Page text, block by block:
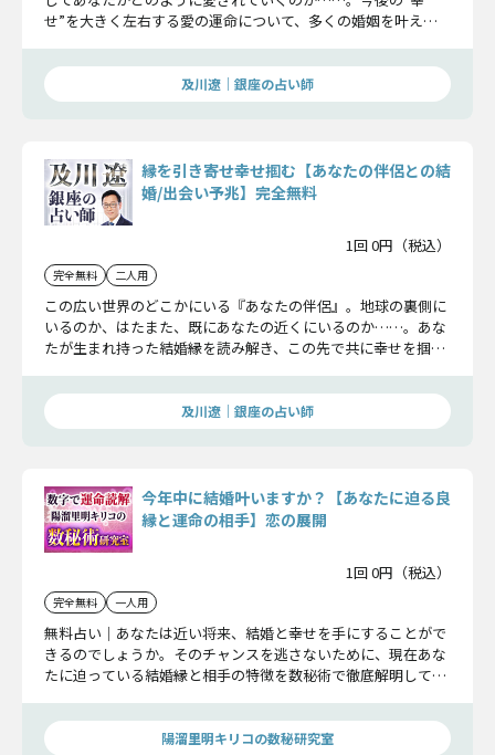
せ”を大きく左右する愛の運命について、多くの婚姻を叶えて
及川遼｜銀座の占い師
縁を引き寄せ幸せ掴む【あなたの伴侶との結
婚/出会い予兆】完全無料
1回 0円（税込）
完全無料 二人用
この広い世界のどこかにいる『あなたの伴侶』。地球の裏側に
いるのか、はたまた、既にあなたの近くにいるのか……。あな
たが生まれ持った結婚縁を読み解き、この先で共に幸せを掴む
及川遼｜銀座の占い師
今年中に結婚叶いますか？【あなたに迫る良
縁と運命の相手】恋の展開
1回 0円（税込）
完全無料 一人用
無料占い｜あなたは近い将来、結婚と幸せを手にすることがで
きるのでしょうか。そのチャンスを逃さないために、現在あな
たに迫っている結婚縁と相手の特徴を数秘術で徹底解明してい
陽溜里明キリコの数秘研究室